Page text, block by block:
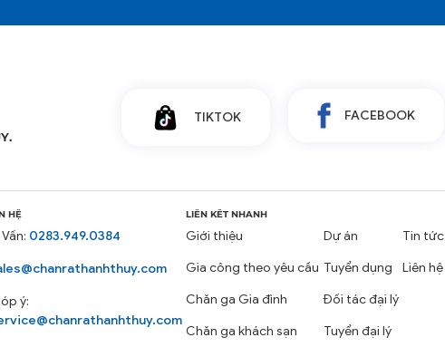
TIKTOK FACEBOOK
HỆ
0283.949.0384
ý:
LIÊN KẾT NHANH
Giới thiệu
Gia công theo yêu cầu
Chăn ga Gia đình
Chăn ga khách sạn
Dự án
Tuyển dụng
Đối tác đại lý
Tuyển đại lý
Tin tức
Liên hệ